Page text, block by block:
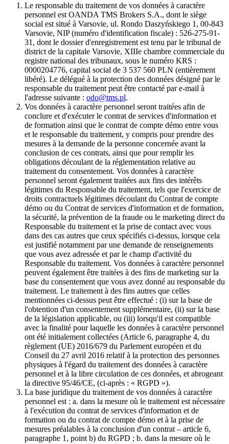
Le responsable du traitement de vos données à caractère
personnel est OANDA TMS Brokers S.A., dont le siège
social est situé à Varsovie, ul. Rondo Daszyńskiego 1, 00-843
Varsovie, NIP (numéro d'identification fiscale) : 526-275-91-
31, dont le dossier d'enregistrement est tenu par le tribunal de
district de la capitale Varsovie, XIIIe chambre commerciale du
registre national des tribunaux, sous le numéro KRS :
0000204776, capital social de 3 537 560 PLN (entièrement
libéré). Le délégué à la protection des données désigné par le
responsable du traitement peut être contacté par e-mail à
l'adresse suivante : odo@tms.pl.
Vos données à caractère personnel seront traitées afin de
conclure et d'exécuter le contrat de services d'information et
de formation ainsi que le contrat de compte démo entre vous
et le responsable du traitement, y compris pour prendre des
mesures à la demande de la personne concernée avant la
conclusion de ces contrats, ainsi que pour remplir les
obligations découlant de la réglementation relative au
traitement du consentement. Vos données à caractère
personnel seront également traitées aux fins des intérêts
légitimes du Responsable du traitement, tels que l'exercice de
droits contractuels légitimes découlant du Contrat de compte
démo ou du Contrat de services d'information et de formation,
la sécurité, la prévention de la fraude ou le marketing direct du
Responsable du traitement et la prise de contact avec vous
dans des cas autres que ceux spécifiés ci-dessus, lorsque cela
est justifié notamment par une demande de renseignements
que vous avez adressée et par le champ d'activité du
Responsable du traitement. Vos données à caractère personnel
peuvent également être traitées à des fins de marketing sur la
base du consentement que vous avez donné au responsable du
traitement. Le traitement à des fins autres que celles
mentionnées ci-dessus peut être effectué : (i) sur la base de
l'obtention d'un consentement supplémentaire, (ii) sur la base
de la législation applicable, ou (iii) lorsqu'il est compatible
avec la finalité pour laquelle les données à caractère personnel
ont été initialement collectées (Article 6, paragraphe 4, du
règlement (UE) 2016/679 du Parlement européen et du
Conseil du 27 avril 2016 relatif à la protection des personnes
physiques à l'égard du traitement des données à caractère
personnel et à la libre circulation de ces données, et abrogeant
la directive 95/46/CE, (ci-après : « RGPD »).
La base juridique du traitement de vos données à caractère
personnel est : a. dans la mesure où le traitement est nécessaire
à l'exécution du contrat de services d'information et de
formation ou du contrat de compte démo et à la prise de
mesures préalables à la conclusion d'un contrat – article 6,
paragraphe 1, point b) du RGPD ; b. dans la mesure où le